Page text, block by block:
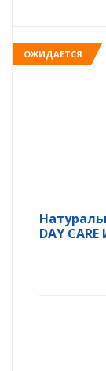
ОЖИДАЕТСЯ
DAY